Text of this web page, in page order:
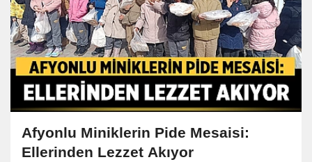
Afyonlu Miniklerin Pide Mesaisi:
Ellerinden Lezzet Akıyor